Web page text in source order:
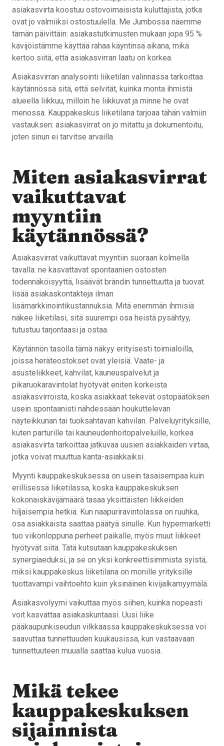
asiakasvirta koostuu ostovoimaisista kuluttajista, jotka
ovat jo valmiiksi ostostuulella. Me Jumbossa näemme
tämän päivittäin: asiakastutkimusten mukaan jopa 95 %
kävijöistämme käyttää rahaa käyntinsä aikana, mikä
kertoo siitä, että asiakasvirran laatu on korkea.
Asiakasvirran analysointi liiketilan valinnassa tarkoittaa
käytännössä sitä, että selvität, kuinka monta ihmistä
alueella liikkuu, milloin he liikkuvat ja minne he ovat
menossa. Kauppakeskus liiketilana tarjoaa tähän valmiin
vastauksen: asiakasvirrat on jo mitattu ja dokumentoitu,
joten sinun ei tarvitse arvailla.
Miten asiakasvirrat
vaikuttavat
myyntiin
käytännössä?
Asiakasvirrat vaikuttavat myyntiin suoraan kolmella
tavalla: ne kasvattavat spontaanien ostosten
todennäköisyyttä, lisäävät brändin tunnettuutta ja tuovat
lisää asiakaskontakteja ilman
lisämarkkinointikustannuksia. Mitä enemmän ihmisiä
näkee liiketilasi, sitä suurempi osa heistä pysähtyy,
tutustuu tarjontaasi ja ostaa.
Käytännön tasolla tämä näkyy erityisesti toimialoilla,
joissa heräteostokset ovat yleisiä. Vaate- ja
asusteliikkeet, kahvilat, kauneuspalvelut ja
pikaruokaravintolat hyötyvät eniten korkeista
asiakasvirroista, koska asiakkaat tekevät ostopäätöksen
usein spontaanisti nähdessään houkuttelevan
näyteikkunan tai tuoksahtavan kahvilan. Palveluyrityksille,
kuten parturille tai kauneudenhoitopalveluille, korkea
asiakasvirta tarkoittaa jatkuvaa uusien asiakkaiden virtaa,
jotka voivat muuttua kanta-asiakkaiksi.
Myynti kauppakeskuksessa on usein tasaisempaa kuin
erillisessä liiketilassa, koska kauppakeskuksen
kokonaiskävijämäärä tasaa yksittäisten liikkeiden
hiljaisempia hetkiä. Kun naapuriravintolassa on ruuhka,
osa asiakkaista saattaa päätyä sinulle. Kun hypermarketti
tuo viikonloppuna perheet paikalle, myös muut liikkeet
hyötyvät siitä. Tätä kutsutaan kauppakeskuksen
synergiaeduksi, ja se on yksi konkreettisimmista syistä,
miksi kauppakeskus liiketilana on monille yrityksille
tuottavampi vaihtoehto kuin yksinäinen kivijalkamyymälä.
Asiakasvolyymi vaikuttaa myös siihen, kuinka nopeasti
voit kasvattaa asiakaskuntaasi. Uusi liike
pääkaupunkiseudun vilkkaassa kauppakeskuksessa voi
saavuttaa tunnettuuden kuukausissa, kun vastaavaan
tunnettuuteen muualla saattaa kulua vuosia.
Mikä tekee
kauppakeskuksen
sijainnista